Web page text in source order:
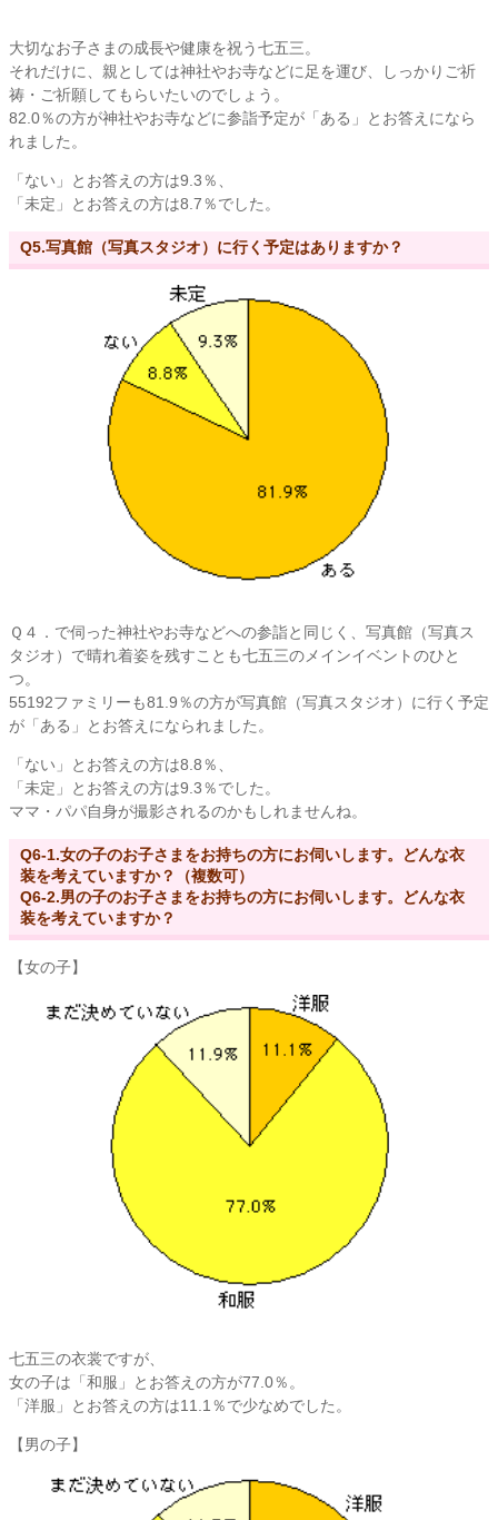
大切なお子さまの成長や健康を祝う七五三。
それだけに、親としては神社やお寺などに足を運び、しっかりご祈
祷・ご祈願してもらいたいのでしょう。
82.0％の方が神社やお寺などに参詣予定が「ある」とお答えになら
れました。
「ない」とお答えの方は9.3％、
「未定」とお答えの方は8.7％でした。
Q5.写真館（写真スタジオ）に行く予定はありますか？
Ｑ４．で伺った神社やお寺などへの参詣と同じく、写真館（写真ス
タジオ）で晴れ着姿を残すことも七五三のメインイベントのひと
つ。
55192ファミリーも81.9％の方が写真館（写真スタジオ）に行く予定
が「ある」とお答えになられました。
「ない」とお答えの方は8.8％、
「未定」とお答えの方は9.3％でした。
ママ・パパ自身が撮影されるのかもしれませんね。
Q6-1.女の子のお子さまをお持ちの方にお伺いします。どんな衣
装を考えていますか？（複数可）
Q6-2.男の子のお子さまをお持ちの方にお伺いします。どんな衣
装を考えていますか？
【女の子】
七五三の衣裳ですが、
女の子は「和服」とお答えの方が77.0％。
「洋服」とお答えの方は11.1％で少なめでした。
【男の子】